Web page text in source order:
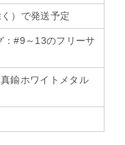
）で発送予定
：#9～13のフリーサ
鍮ホワイトメタル